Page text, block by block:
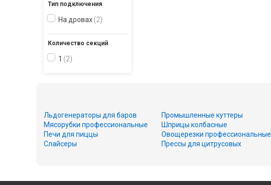
Тип подключения
На дровах 2
Количество секций
1 2
Льдогенераторы для баров
Мясорубки профессиональные
Печи для пиццы
Слайсеры
Промышленные куттеры
Шприцы колбасные
Овощерезки профессиональные
Прессы для цитрусовых